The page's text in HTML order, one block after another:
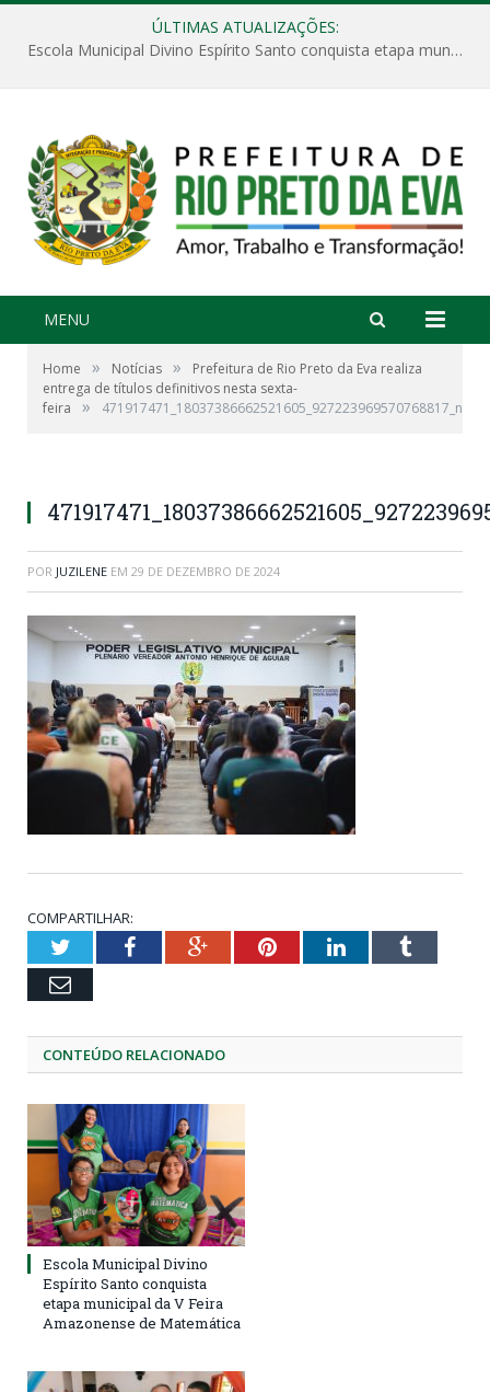
ÚLTIMAS ATUALIZAÇÕES:
Escola Municipal Divino Espírito Santo conquista etapa municipal da V Feira Amazonense de Matemática
MENU
Home » Notícias »
Prefeitura de Rio Preto da Eva realiza
entrega de títulos definitivos nesta sexta-
feira
» 471917471_18037386662521605_927223969570768817_n
POR JUZILENE EM 29 DE DEZEMBRO DE 2024
COMPARTILHAR:
TwitterFacebookGoogle+PinterestLinkedInTumblr
Email
CONTEÚDO RELACIONADO
Escola Municipal Divino
Espírito Santo conquista
etapa municipal da V Feira
Amazonense de Matemática